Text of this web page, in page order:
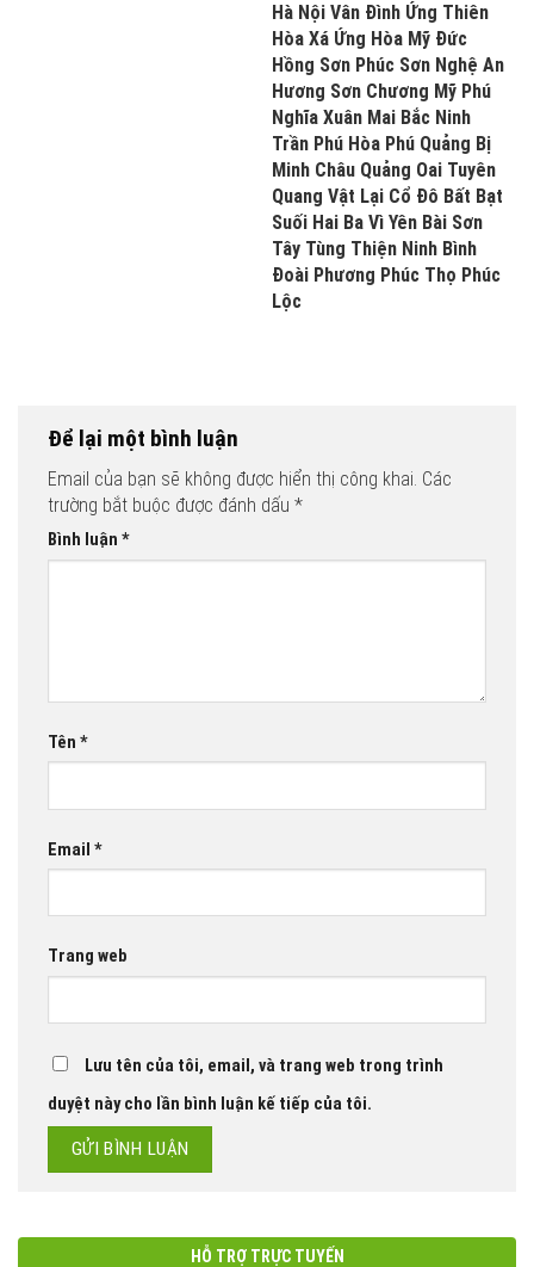
Hà Nội Vân Đình Ứng Thiên
Hòa Xá Ứng Hòa Mỹ Đức
Hồng Sơn Phúc Sơn Nghệ An
Hương Sơn Chương Mỹ Phú
Nghĩa Xuân Mai Bắc Ninh
Trần Phú Hòa Phú Quảng Bị
Minh Châu Quảng Oai Tuyên
Quang Vật Lại Cổ Đô Bất Bạt
Suối Hai Ba Vì Yên Bài Sơn
Tây Tùng Thiện Ninh Bình
Đoài Phương Phúc Thọ Phúc
Lộc
Để lại một bình luận
Email của bạn sẽ không được hiển thị công khai. Các
trường bắt buộc được đánh dấu *
Bình luận *
Tên *
Email *
Trang web
Lưu tên của tôi, email, và trang web trong trình
duyệt này cho lần bình luận kế tiếp của tôi.
HỖ TRỢ TRỰC TUYẾN